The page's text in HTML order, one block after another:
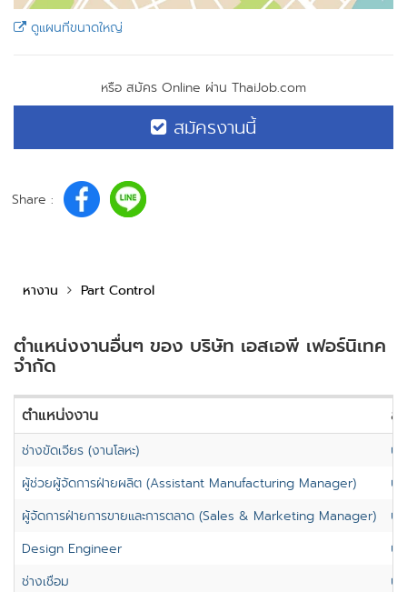
ดูแผนที่ขนาดใหญ่
หรือ สมัคร Online ผ่าน ThaiJob.com
สมัครงานนี้
Share :
หางาน Part Control
ตำแหน่งงานอื่นๆ ของ บริษัท เอสเอพี เฟอร์นิเทค
จำกัด
ตำแหน่งงาน ส
ช่างขัดเจียร (งานโลหะ)
ป
ผู้ช่วยผู้จัดการฝ่ายผลิต (Assistant Manufacturing Manager)
ป
ผู้จัดการฝ่ายการขายและการตลาด (Sales & Marketing Manager)
ป
Design Engineer
ป
ช่างเชื่อม
ป